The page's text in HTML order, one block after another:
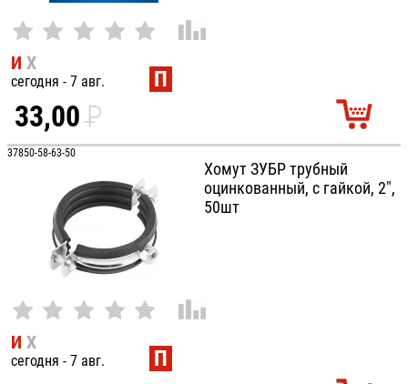
И Х
сегодня - 7 авг. П
33,00P
УБ.
37850-58-63-50
Хомут ЗУБР трубный
оцинкованный, с гайкой, 2",
50шт
И Х
сегодня - 7 авг. П